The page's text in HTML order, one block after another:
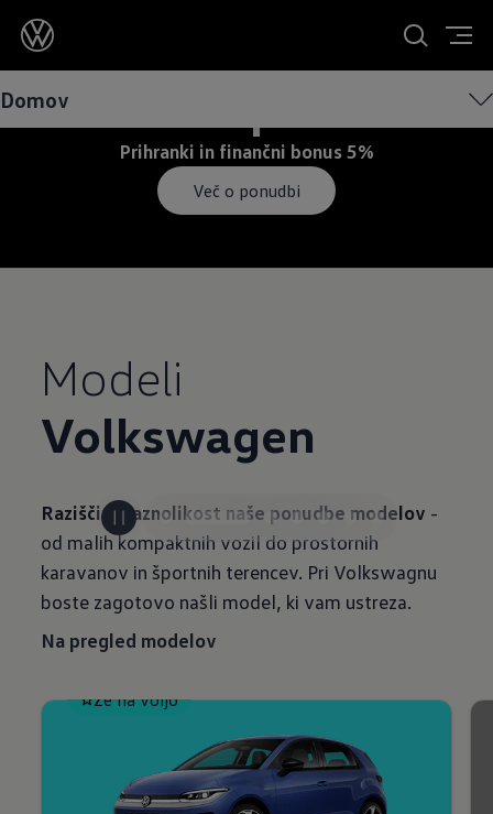
DomovAktualna ponudba
Prihranki in finančni bonus 5%
Več o ponudbi
Modeli
Volkswagen
Raziščite raznolikost naše ponudbe modelov -
od malih kompaktnih vozil do prostornih
karavanov in športnih terencev. Pri Volkswagnu
boste zagotovo našli model, ki vam ustreza.
Na pregled modelov
Že na voljo